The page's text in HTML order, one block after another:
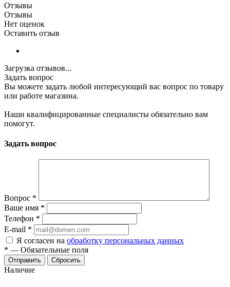
Отзывы
Отзывы
Нет оценок
Оставить отзыв
Загрузка отзывов...
Задать вопрос
Вы можете задать любой интересующий вас вопрос по товару
или работе магазина.
Наши квалифицированные специалисты обязательно вам
помогут.
Задать вопрос
Вопрос *
Ваше имя *
Телефон *
E-mail *
Я согласен на обработку персональных данных
* — Обязательные поля
Отправить Сбросить
Наличие